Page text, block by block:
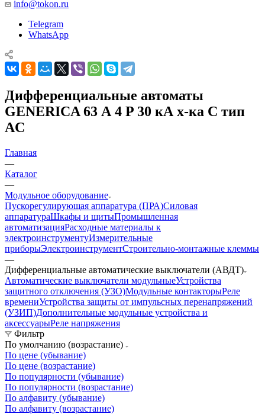
info@tokon.ru
Telegram
WhatsApp
Дифференциальные автоматы
GENERICA 63 А 4 P 30 кА х-ка C тип
AC
Главная
—
Каталог
—
Модульное оборудование
Пускорегулирующая аппаратура (ПРА)Силовая
аппаратураШкафы и щитыПромышленная
автоматизацияРасходные материалы к
электроинструментуИзмерительные
приборыЭлектроинструментСтроительно-монтажные клеммы
—
Дифференциальные автоматические выключатели (АВДТ)
Автоматические выключатели модульныеУстройства
защитного отключения (УЗО)Модульные контакторыРеле
времениУстройства защиты от импульсных перенапряжений
(УЗИП)Дополнительные модульные устройства и
аксессуарыРеле напряжения
Фильтр
По умолчанию (возрастание)
По цене (убывание)
По цене (возрастание)
По популярности (убывание)
По популярности (возрастание)
По алфавиту (убывание)
По алфавиту (возрастание)